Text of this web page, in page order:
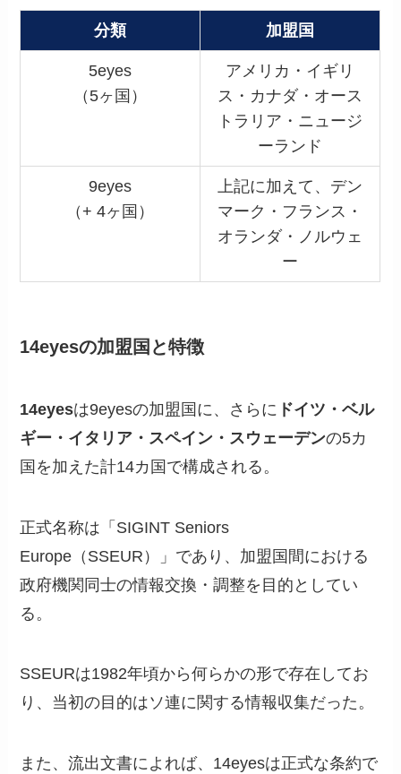
分類 加盟国
5eyes
（5ヶ国）
アメリカ・イギリ
ス・カナダ・オース
トラリア・ニュージ
ーランド
9eyes
（+ 4ヶ国）
上記に加えて、デン
マーク・フランス・
オランダ・ノルウェ
ー
14eyesの加盟国と特徴
14eyesは9eyesの加盟国に、さらに ドイツ・ベル
ギー・イタリア・スペイン・スウェーデンの5カ
国を加えた計14カ国で構成される。
正式名称は「SIGINT Seniors
Europe（SSEUR）」であり、加盟国間における
政府機関同士の情報交換・調整を目的としてい
る。
SSEURは1982年頃から何らかの形で存在してお
り、当初の目的はソ連に関する情報収集だった。
また、流出文書によれば、14eyesは正式な条約で